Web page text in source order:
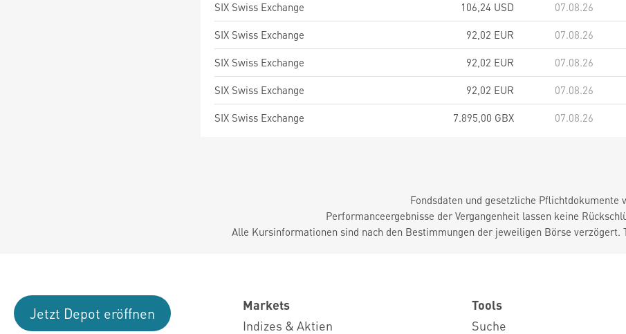
SIX Swiss Exchange
106,24 USD 07.08.26
SIX Swiss Exchange
92,02 EUR 07.08.26
SIX Swiss Exchange
92,02 EUR 07.08.26
SIX Swiss Exchange
92,02 EUR 07.08.26
SIX Swiss Exchange
7.895,00 GBX 07.08.26
Fondsdaten und gesetzliche Pflichtdokumente
Performanceergebnisse der Vergangenheit lassen keine
Alle Kursinformationen sind nach den Bestimmungen der jeweiligen Börse verzögert.
Jetzt Depot eröffnen
Markets
Indizes & Aktien
Tools
Suche